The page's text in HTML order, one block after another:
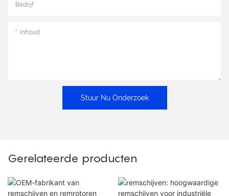
Bedrijf
Inhoud
Stuur Nu Onderzoek
Gerelateerde producten